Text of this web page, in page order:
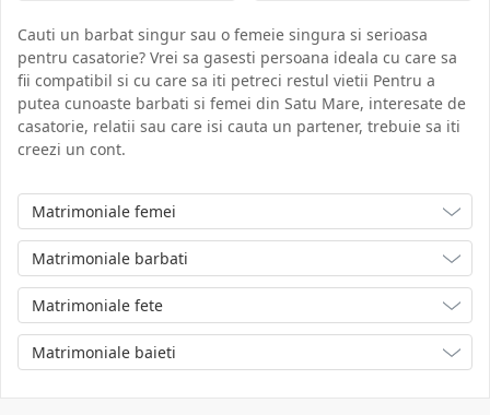
Cauti un barbat singur sau o femeie singura si serioasa
pentru casatorie? Vrei sa gasesti persoana ideala cu care sa
fii compatibil si cu care sa iti petreci restul vietii Pentru a
putea cunoaste barbati si femei din Satu Mare, interesate de
casatorie, relatii sau care isi cauta un partener, trebuie sa iti
creezi un cont.
Matrimoniale femei
Matrimoniale barbati
Matrimoniale fete
Matrimoniale baieti